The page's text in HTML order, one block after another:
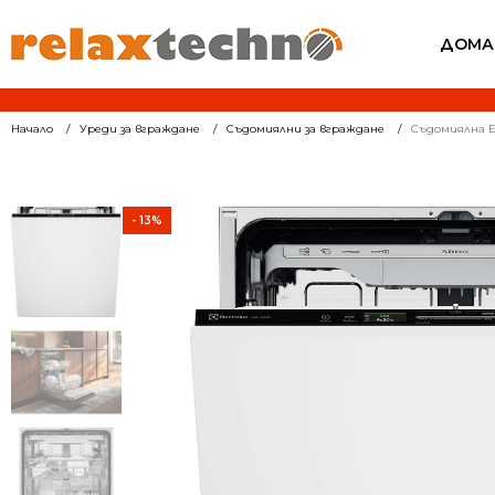
Начало Уреди за вграждане Съдомиялни за вграждане Съдомиялна
- 13%